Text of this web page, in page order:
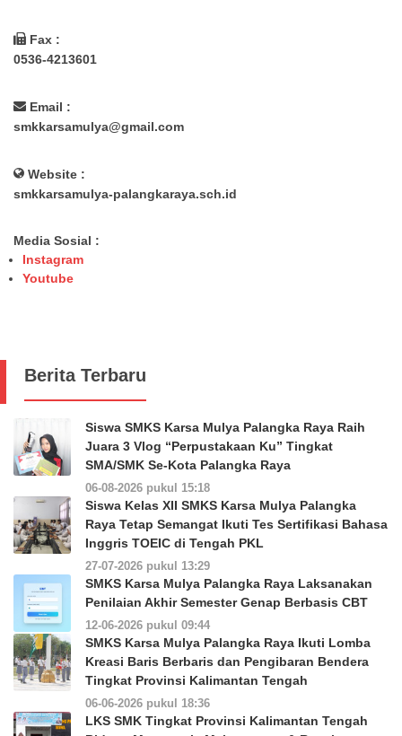
Fax :
0536-4213601
Email :
smkkarsamulya@gmail.com
Website :
smkkarsamulya-palangkaraya.sch.id
Media Sosial :
Instagram
Youtube
Berita Terbaru
Siswa SMKS Karsa Mulya Palangka Raya Raih
Juara 3 Vlog “Perpustakaan Ku” Tingkat
SMA/SMK Se-Kota Palangka Raya
06-08-2026 pukul 15:18
Siswa Kelas XII SMKS Karsa Mulya Palangka
Raya Tetap Semangat Ikuti Tes Sertifikasi Bahasa
Inggris TOEIC di Tengah PKL
27-07-2026 pukul 13:29
SMKS Karsa Mulya Palangka Raya Laksanakan
Penilaian Akhir Semester Genap Berbasis CBT
12-06-2026 pukul 09:44
SMKS Karsa Mulya Palangka Raya Ikuti Lomba
Kreasi Baris Berbaris dan Pengibaran Bendera
Tingkat Provinsi Kalimantan Tengah
06-06-2026 pukul 18:36
LKS SMK Tingkat Provinsi Kalimantan Tengah